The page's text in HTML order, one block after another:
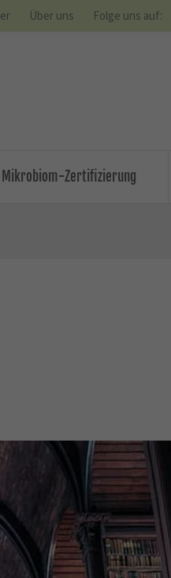
Über uns Folge uns auf:
Mikrobiom-Zertifizierung